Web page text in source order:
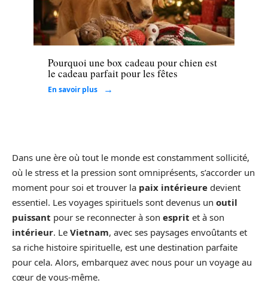
Loisirs
Pourquoi une box cadeau pour chien est
le cadeau parfait pour les fêtes
En savoir plus
Dans une ère où tout le monde est constamment sollicité,
où le stress et la pression sont omniprésents, s’accorder un
moment pour soi et trouver la paix intérieure devient
essentiel. Les voyages spirituels sont devenus un outil
puissant pour se reconnecter à son esprit et à son
intérieur. Le Vietnam, avec ses paysages envoûtants et
sa riche histoire spirituelle, est une destination parfaite
pour cela. Alors, embarquez avec nous pour un voyage au
cœur de vous-même.